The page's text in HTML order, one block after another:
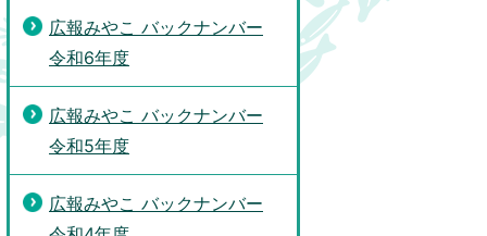
広報みやこ バックナンバー
令和6年度
広報みやこ バックナンバー
令和5年度
広報みやこ バックナンバー